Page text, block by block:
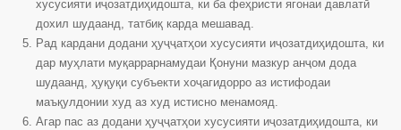
хусусияти иҷозатдиҳидошта, ки ба феҳристи ягонаи давлатӣ
дохил шудаанд, татбиқ карда мешавад.
Рад кардани додани ҳуҷҷатҳои хусусияти иҷозатдиҳидошта, ки
дар муҳлати муқаррарнамудаи Қонуни мазкур анҷом дода
шудаанд, ҳуқуқи субъекти хоҷагидорро аз истифодаи
маъқулдонии худ аз худ истисно менамояд.
Агар пас аз додани ҳуҷҷатҳои хусусияти иҷозатдиҳидошта, ки